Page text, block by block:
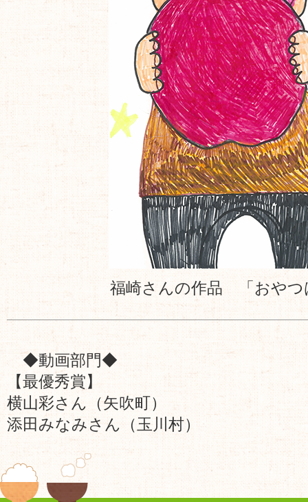
福崎さんの作品 「おやつ
◆動画部門◆
【最優秀賞】
横山彩さん（矢吹町）
添田みなみさん（玉川村）